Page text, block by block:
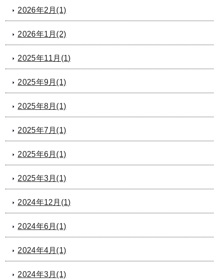
2026年2月(1)
2026年1月(2)
2025年11月(1)
2025年9月(1)
2025年8月(1)
2025年7月(1)
2025年6月(1)
2025年3月(1)
2024年12月(1)
2024年6月(1)
2024年4月(1)
2024年3月(1)